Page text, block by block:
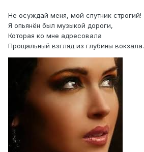
Не осуждай меня, мой спутник строгий!
Я опьянён был музыкой дороги,
Которая ко мне адресовала
Прощальный взгляд из глубины вокзала.